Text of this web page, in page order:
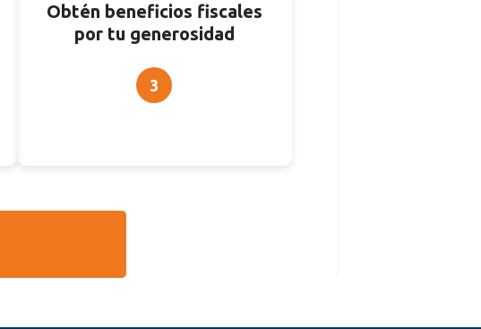
Obtén beneficios fiscales
por tu generosidad
3